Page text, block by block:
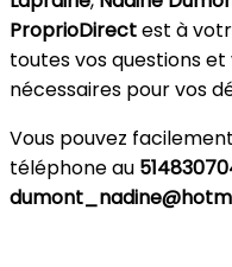
ProprioDirectest à
toutes vos questions
nécessaires pour vos
Vous pouvez
téléphone au